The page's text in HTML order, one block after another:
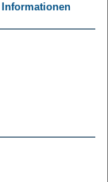
Informationen